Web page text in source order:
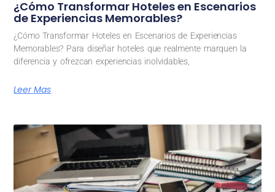
¿Cómo Transformar Hoteles en Escenarios
de Experiencias Memorables?
¿Cómo Transformar Hoteles en Escenarios de Experiencias
Memorables? Para diseñar hoteles que realmente marquen la
diferencia y ofrezcan experiencias inolvidables,
Leer Mas